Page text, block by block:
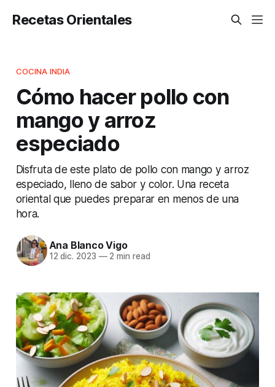
Recetas Orientales
COCINA INDIA
Cómo hacer pollo con
mango y arroz
especiado
Disfruta de este plato de pollo con mango y arroz
especiado, lleno de sabor y color. Una receta
oriental que puedes preparar en menos de una
hora.
Ana Blanco Vigo
12 dic. 2023 —2 min read